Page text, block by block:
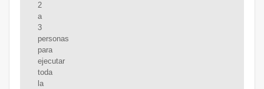
2
a
3
personas
para
ejecutar
toda
la